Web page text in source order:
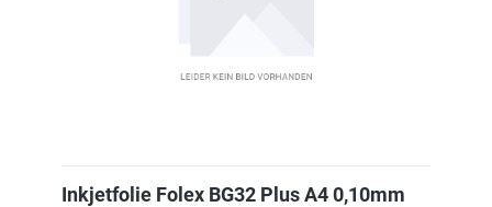
Inkjetfolie Folex BG32 Plus A4 0,10mm